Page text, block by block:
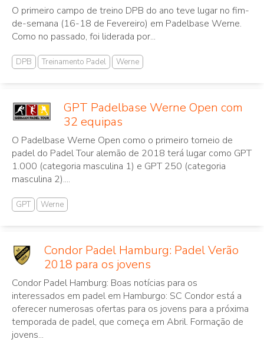
O primeiro campo de treino DPB do ano teve lugar no fim-
de-semana (16-18 de Fevereiro) em Padelbase Werne.
Como no passado, foi liderada por...
DPB Treinamento Padel Werne
GPT Padelbase Werne Open com
32 equipas
O Padelbase Werne Open como o primeiro torneio de
padel do Padel Tour alemão de 2018 terá lugar como GPT
1.000 (categoria masculina 1) e GPT 250 (categoria
masculina 2)....
GPT Werne
Condor Padel Hamburg: Padel Verão
2018 para os jovens
Condor Padel Hamburg: Boas notícias para os
interessados em padel em Hamburgo: SC Condor está a
oferecer numerosas ofertas para os jovens para a próxima
temporada de padel, que começa em Abril. Formação de
jovens...